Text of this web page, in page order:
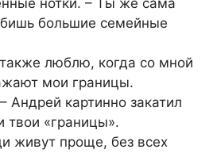
нотки. – Ты же сама
большие семейные
люблю, когда со мной
мои границы.
Андрей картинно закатил
твои «границы».
живут проще, без всех